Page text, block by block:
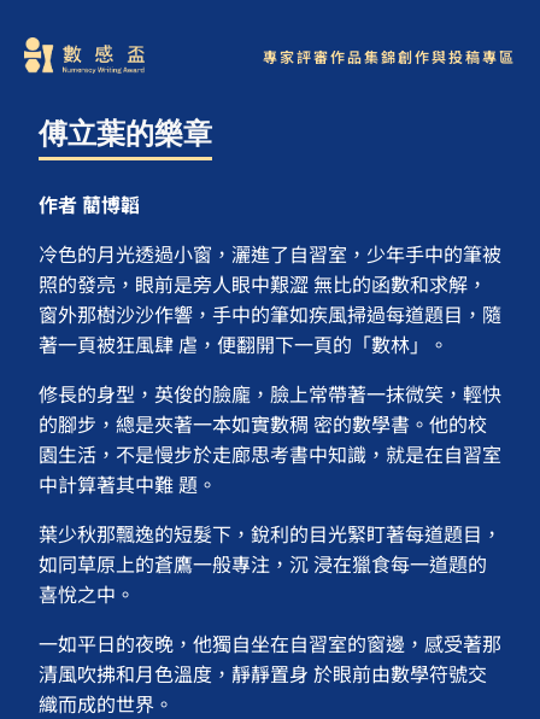
專家評審作品集錦創作與投稿專區
傅立葉的樂章
作者 藺博韜
冷色的月光透過小窗，灑進了自習室，少年手中的筆被
照的發亮，眼前是旁人眼中艱澀 無比的函數和求解，
窗外那樹沙沙作響，手中的筆如疾風掃過每道題目，隨
著一頁被狂風肆 虐，便翻開下一頁的「數林」。
修長的身型，英俊的臉龐，臉上常帶著一抹微笑，輕快
的腳步，總是夾著一本如實數稠 密的數學書。他的校
園生活，不是慢步於走廊思考書中知識，就是在自習室
中計算著其中難 題。
葉少秋那飄逸的短髮下，銳利的目光緊盯著每道題目，
如同草原上的蒼鷹一般專注，沉 浸在獵食每一道題的
喜悅之中。
一如平日的夜晚，他獨自坐在自習室的窗邊，感受著那
清風吹拂和月色溫度，靜靜置身 於眼前由數學符號交
織而成的世界。